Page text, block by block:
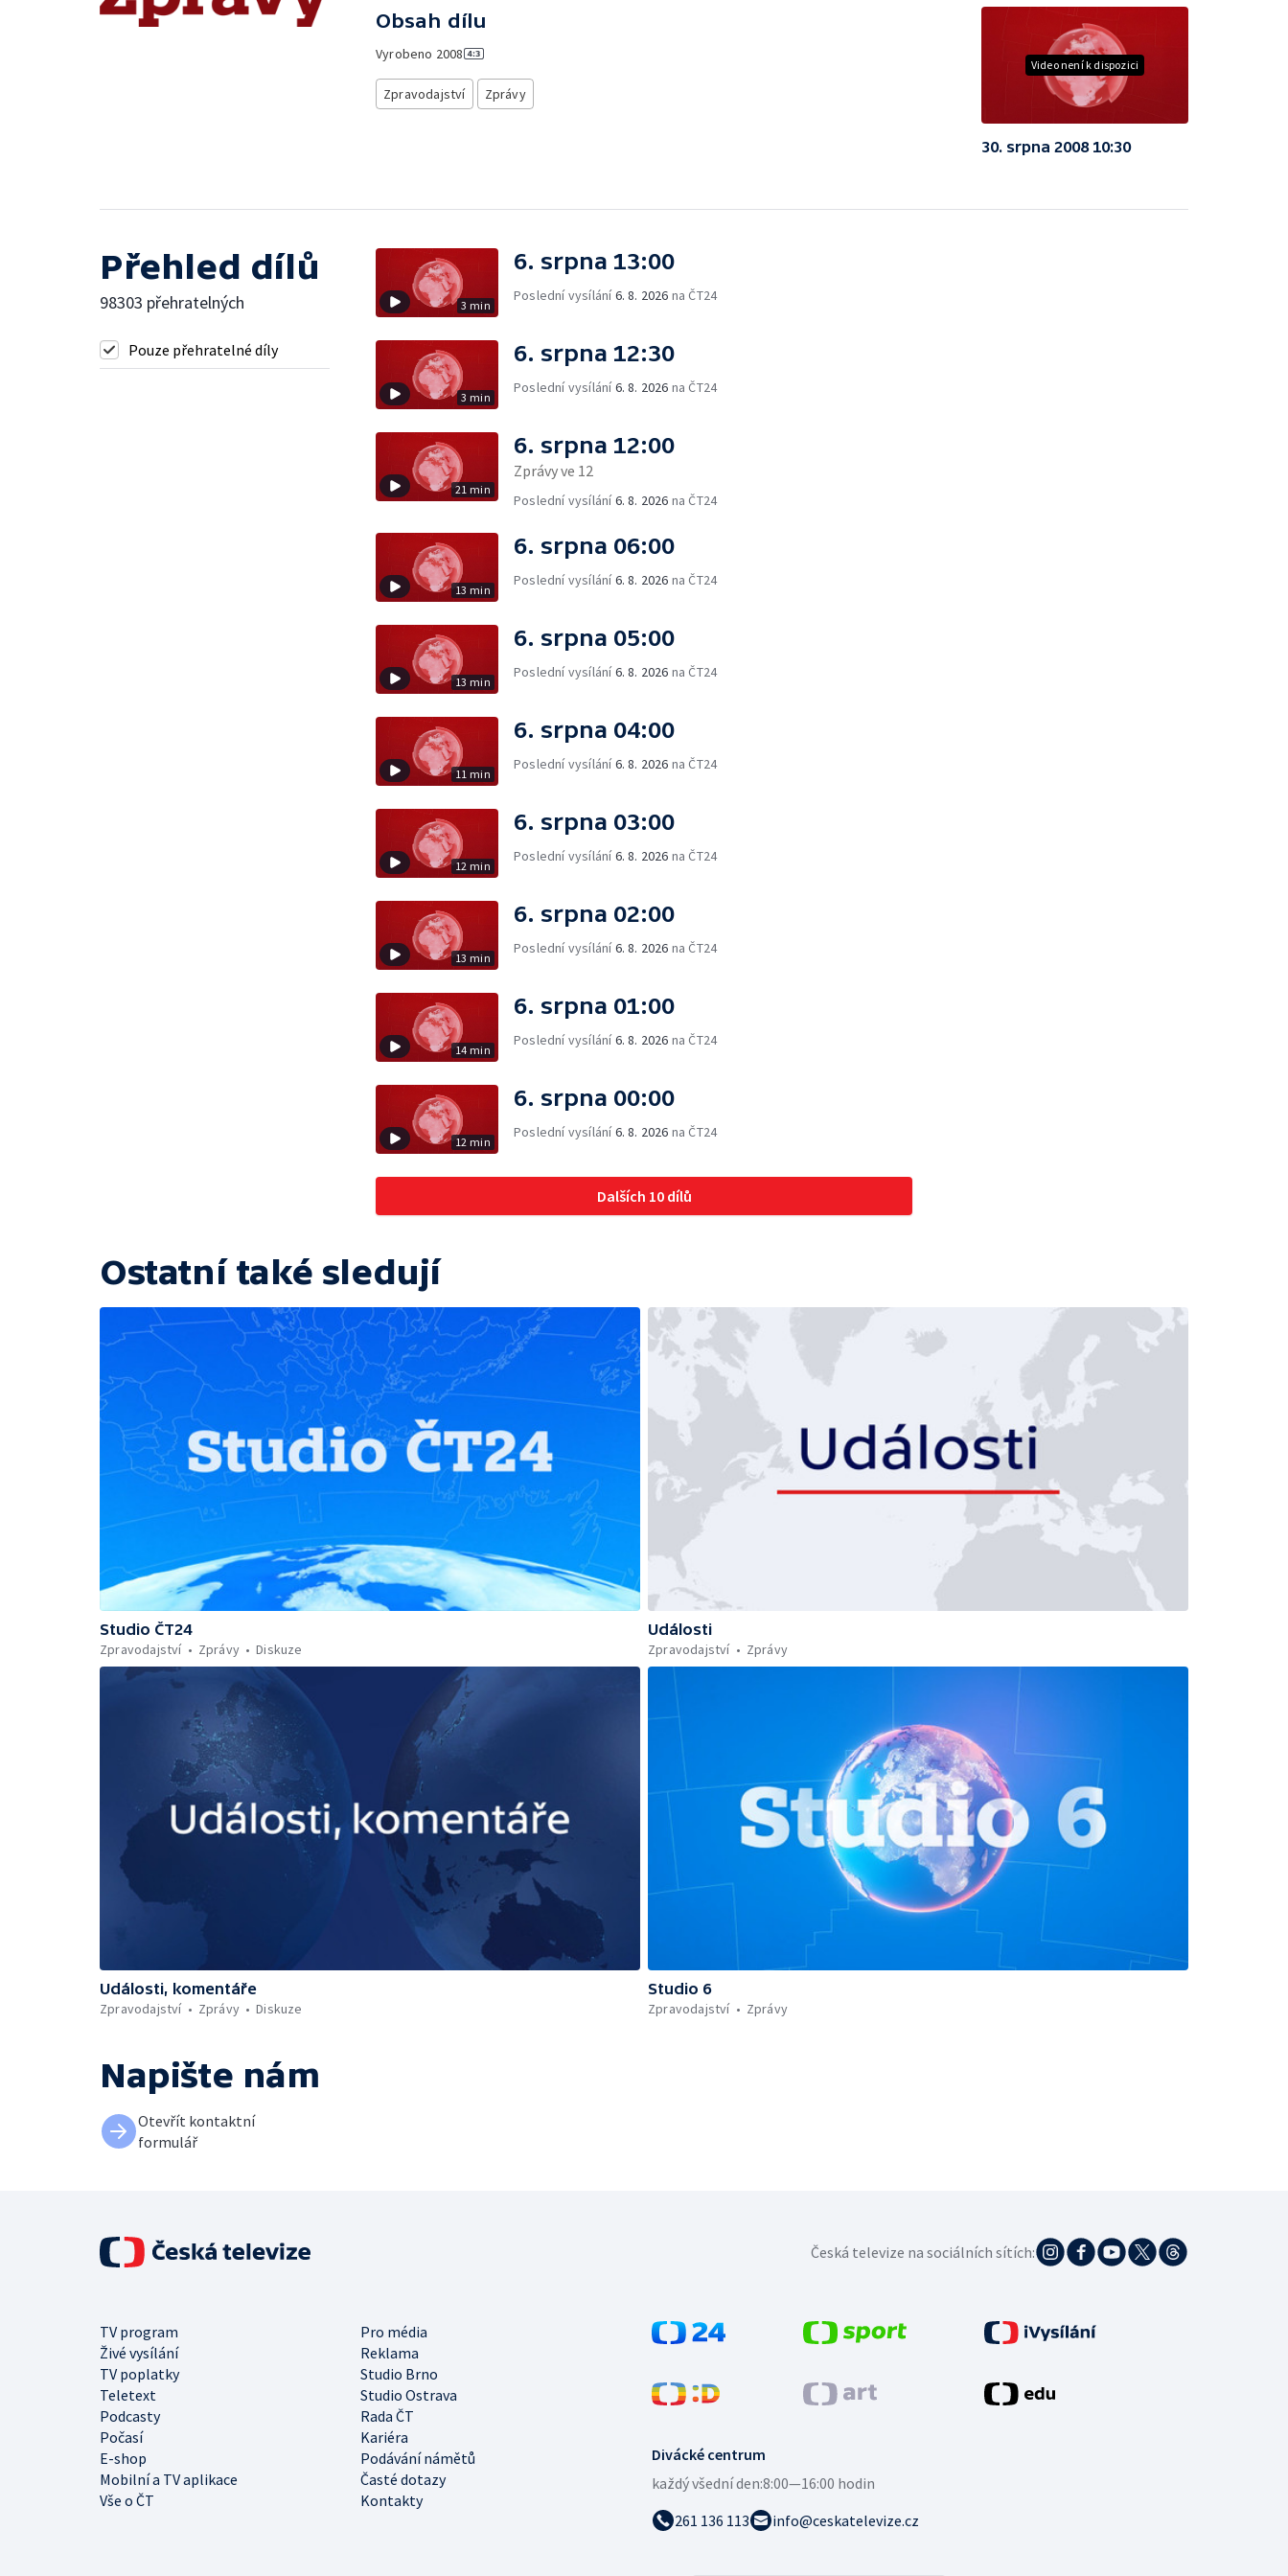
Obsah dílu
Vyrobeno 2008
Zpravodajství Zprávy
Video není k dispozici
30. srpna 2008 10:30
Přehled dílů
98303 přehratelných
Pouze přehratelné díly
3 min
6. srpna 13:00
Poslední vysílání6. 8. 2026 na ČT24
3 min
6. srpna 12:30
Poslední vysílání6. 8. 2026 na ČT24
21 min
6. srpna 12:00
Zprávy ve 12
Poslední vysílání6. 8. 2026 na ČT24
13 min
6. srpna 06:00
Poslední vysílání6. 8. 2026 na ČT24
13 min
6. srpna 05:00
Poslední vysílání6. 8. 2026 na ČT24
11 min
6. srpna 04:00
Poslední vysílání6. 8. 2026 na ČT24
12 min
6. srpna 03:00
Poslední vysílání6. 8. 2026 na ČT24
13 min
6. srpna 02:00
Poslední vysílání6. 8. 2026 na ČT24
14 min
6. srpna 01:00
Poslední vysílání6. 8. 2026 na ČT24
12 min
6. srpna 00:00
Poslední vysílání6. 8. 2026 na ČT24
Dalších 10 dílů
Ostatní také sledují
Studio ČT24
Zpravodajství
Zprávy Diskuze
Události
Zpravodajství
Zprávy
Události, komentáře
Zpravodajství
Zprávy Diskuze
Studio 6
Zpravodajství
Zprávy
Napište nám
Otevřít kontaktní
formulář
Divácké centrum
každý všední den:8:00—16:00 hodin
261 136 113
info@ceskatelevize.cz
TV program
Pro média
Živé vysílání
Reklama
TV poplatky
Studio Brno
Teletext
Studio Ostrava
Podcasty
Rada ČT
Počasí
Kariéra
E-shop
Podávání námětů
Mobilní a TV aplikace
Časté dotazy
Vše o ČT
Kontakty
Česká televize na sociálních sítích: